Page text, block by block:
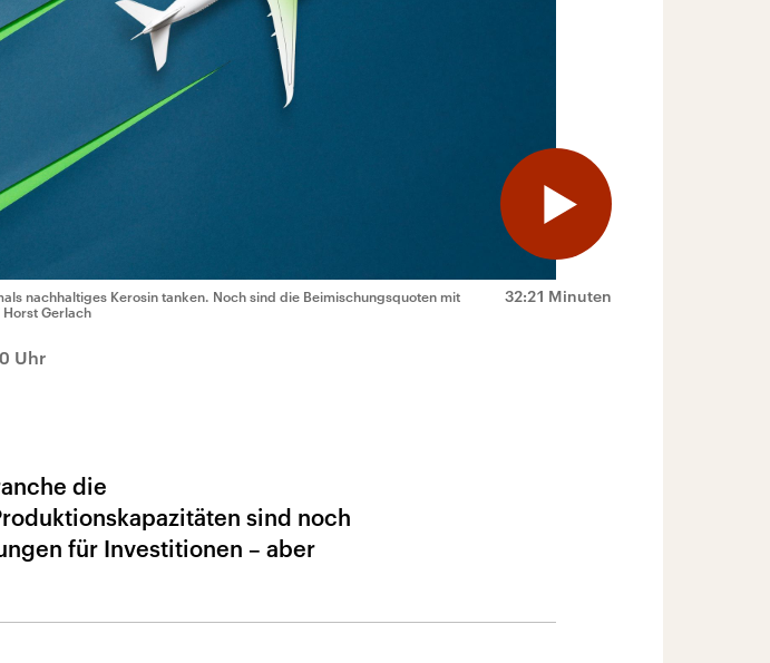
32:21 Minuten
nachhaltiges Kerosin tanken. Noch sind die Beimischungsquoten mit
Gerlach
Uhr
die
sind noch
für Investitionen – aber